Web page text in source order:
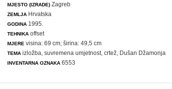
MJESTO (IZRADE) Zagreb
ZEMLJA Hrvatska
GODINA 1995.
TEHNIKA offset
MJERE visina: 69 cm; širina: 49,5 cm
TEMA izložba ,suvremena umjetnost ,crtež , Dušan Džamonja
INVENTARNA OZNAKA 6553